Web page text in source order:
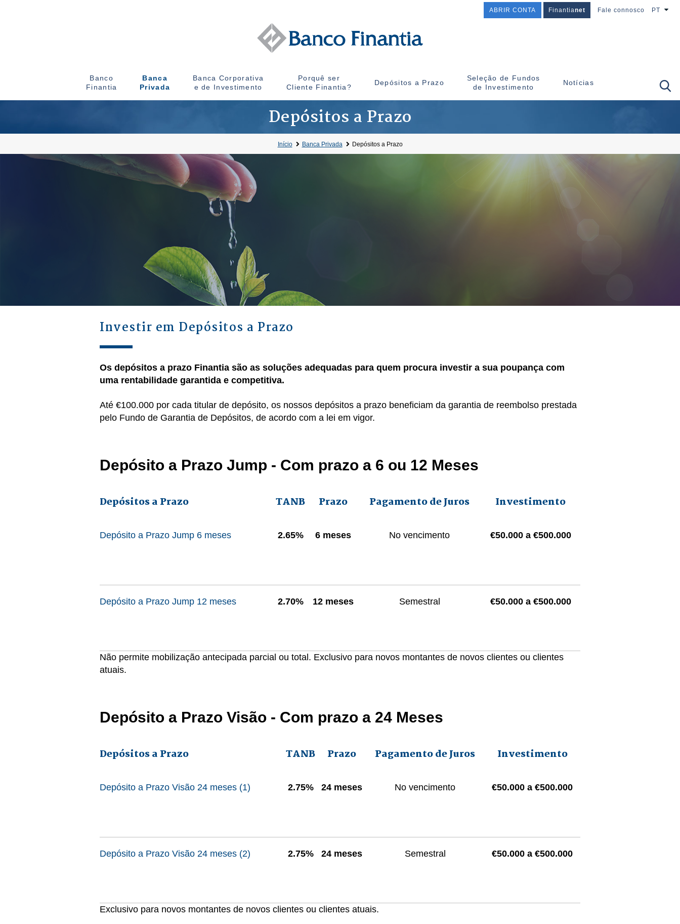
Banco
Finantia
Banca
Privada
Banca Corporativa
e de Investimento
Porquê ser
Cliente Finantia?
Depósitos a Prazo
Seleção de Fundos
de Investimento
Notícias
ABRIR CONTA Finantianet Fale connosco PT
Depósitos a Prazo
Início Banca Privada Depósitos a Prazo
Investir em Depósitos a Prazo
Os depósitos a prazo Finantia são as soluções adequadas para quem procura investir a sua poupança com
uma rentabilidade garantida e competitiva.
Até €100.000 por cada titular de depósito, os nossos depósitos a prazo beneficiam da garantia de reembolso prestada
pelo Fundo de Garantia de Depósitos, de acordo com a lei em vigor.
Depósito a Prazo Jump - Com prazo a 6 ou 12 Meses
Depósitos a Prazo TANB Prazo Pagamento de Juros Investimento
Depósito a Prazo Jump 6 meses 2.65% 6 meses No vencimento €50.000 a €500.000
Depósito a Prazo Jump 12 meses 2.70% 12 meses Semestral €50.000 a €500.000
Não permite mobilização antecipada parcial ou total. Exclusivo para novos montantes de novos clientes ou clientes
atuais.
Depósito a Prazo Visão - Com prazo a 24 Meses
Depósitos a Prazo TANB Prazo Pagamento de Juros Investimento
Depósito a Prazo Visão 24 meses (1) 2.75% 24 meses No vencimento €50.000 a €500.000
Depósito a Prazo Visão 24 meses (2) 2.75% 24 meses Semestral €50.000 a €500.000
Exclusivo para novos montantes de novos clientes ou clientes atuais.